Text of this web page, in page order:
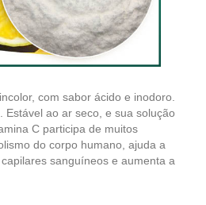
com sabor ácido e inodoro.
Estável ao ar seco, e sua solução
C participa de muitos
do corpo humano, ajuda a
sanguíneos e aumenta a